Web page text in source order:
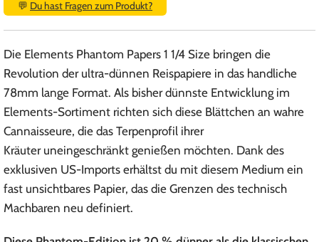
💬 Du hast Fragen zum Produkt?
Die Elements Phantom Papers 1 1/4 Size bringen die
Revolution der ultra-dünnen Reispapiere in das handliche
78mm lange Format. Als bisher dünnste Entwicklung im
Elements-Sortiment richten sich diese Blättchen an wahre
Cannaisseure, die das Terpenprofil ihrer
Kräuter uneingeschränkt genießen möchten. Dank des
exklusiven US-Imports erhältst du mit diesem Medium ein
fast unsichtbares Papier, das die Grenzen des technisch
Machbaren neu definiert.